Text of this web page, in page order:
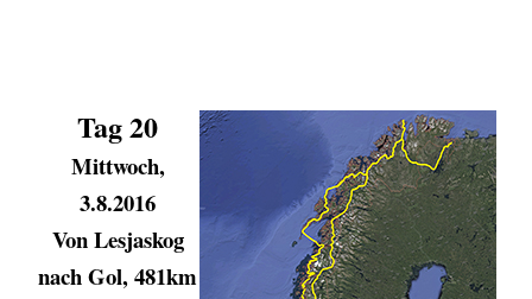
Tag 20
Mittwoch,
3.8.2016
VonLesjaskog
nach Gol, 481km